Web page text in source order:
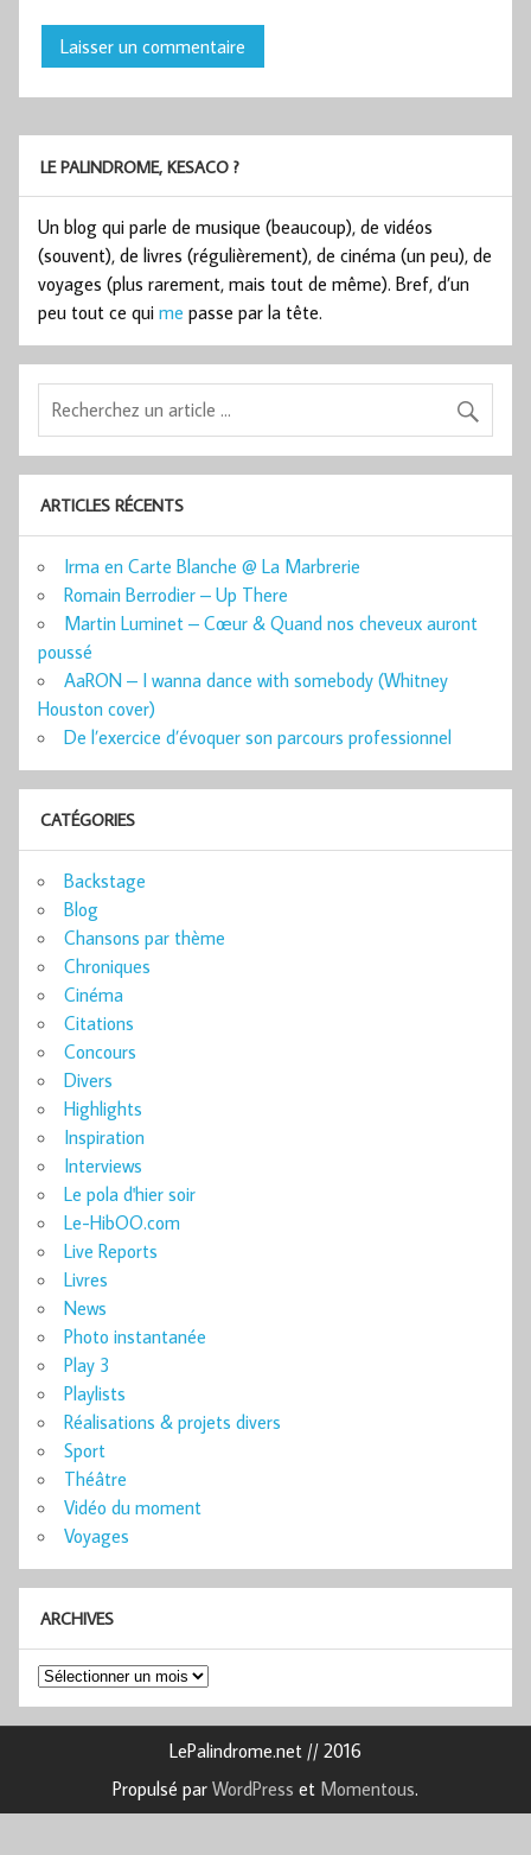
LE PALINDROME, KESACO ?
Un blog qui parle de musique (beaucoup), de vidéos
(souvent), de livres (régulièrement), de cinéma (un peu), de
voyages (plus rarement, mais tout de même). Bref, d’un
peu tout ce qui me passe par la tête.
ARTICLES RÉCENTS
Irma en Carte Blanche @ La Marbrerie
Romain Berrodier – Up There
Martin Luminet – Cœur & Quand nos cheveux auront
poussé
AaRON – I wanna dance with somebody (Whitney
Houston cover)
De l’exercice d’évoquer son parcours professionnel
CATÉGORIES
Backstage
Blog
Chansons par thème
Chroniques
Cinéma
Citations
Concours
Divers
Highlights
Inspiration
Interviews
Le pola d'hier soir
Le-HibOO.com
Live Reports
Livres
News
Photo instantanée
Play 3
Playlists
Réalisations & projets divers
Sport
Théâtre
Vidéo du moment
Voyages
ARCHIVES
Archives
LePalindrome.net // 2016
Propulsé par WordPress et Momentous.